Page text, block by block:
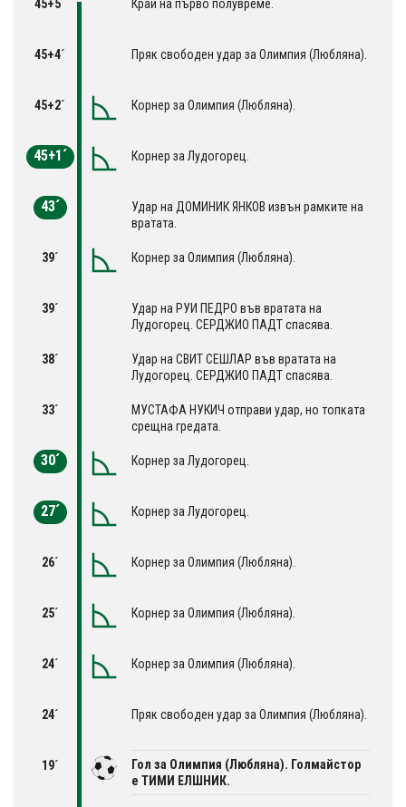
45+5´ Край на първо полувреме.
45+4´ Пряк свободен удар за Олимпия (Любляна).
45+2´ Корнер за Олимпия (Любляна).
45+1´ Корнер за Лудогорец.
43´
Удар на ДОМИНИК ЯНКОВ извън рамките на
вратата.
39´ Корнер за Олимпия (Любляна).
39´
Удар на РУИ ПЕДРО във вратата на
Лудогорец. СЕРДЖИО ПАДТ спасява.
38´
Удар на СВИТ СЕШЛАР във вратата на
Лудогорец. СЕРДЖИО ПАДТ спасява.
33´
МУСТАФА НУКИЧ отправи удар, но топката
срещна гредата.
30´ Корнер за Лудогорец.
27´ Корнер за Лудогорец.
26´ Корнер за Олимпия (Любляна).
25´ Корнер за Олимпия (Любляна).
24´ Корнер за Олимпия (Любляна).
24´ Пряк свободен удар за Олимпия (Любляна).
19´
Гол за Олимпия (Любляна). Голмайстор
е ТИМИ ЕЛШНИК.